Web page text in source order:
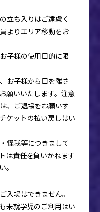
立ち入りはご遠慮く
よりエリア移動をお
子様の使用目的に限
お子様から目を離さ
願いいたします。注意
、ご退場をお願いす
ケットの払い戻しはい
怪我等につきまして
は責任を負いかねます
。
入場はできません。
未就学児のご利用はい